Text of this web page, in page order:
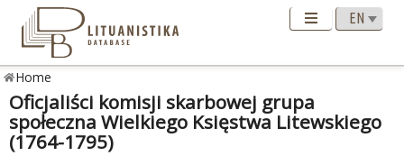
Home
Oficjaliści komisji skarbowej grupa
społeczna Wielkiego Księstwa Litewskiego
(1764-1795)